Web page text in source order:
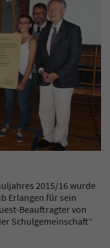
2015/16 wurde
Erlangen für sein
Beauftragter von
Schulgemeinschaft“